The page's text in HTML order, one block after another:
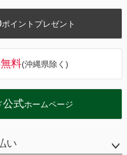
へ
ポイントプレゼント
料(沖縄県除く)
公式ホームページ
い